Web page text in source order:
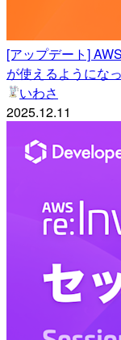
[アップデート]
が使えるようにな
いわさ
2025.12.11